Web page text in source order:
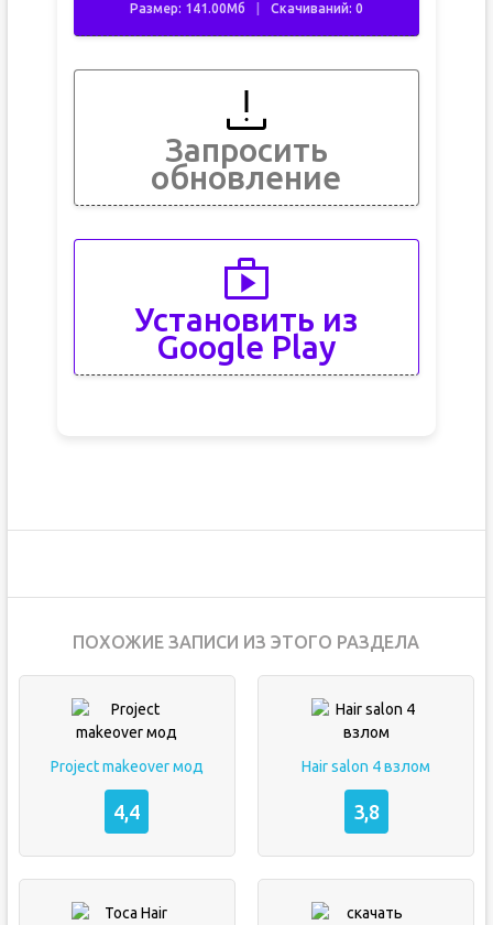
Размер: 141.00Мб Скачиваний: 0
Запросить
обновление
Установить из
Google Play
ПОХОЖИЕ ЗАПИСИ ИЗ ЭТОГО РАЗДЕЛА
Project makeover мод
4,4
Hair salon 4 взлом
3,8